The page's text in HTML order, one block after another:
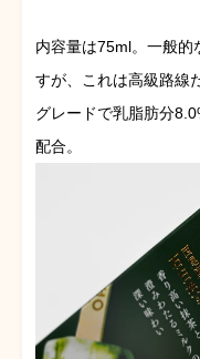
内容量は75ml。一般的
すが、これは高級路線
グレードで乳脂肪分
配合。